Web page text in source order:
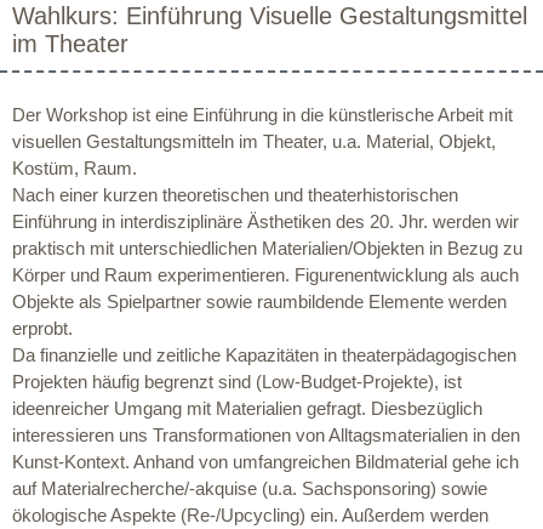
Wahlkurs: Einführung Visuelle Gestaltungsmittel
im Theater
Der Workshop ist eine Einführung in die künstlerische Arbeit mit
visuellen Gestaltungsmitteln im Theater, u.a. Material, Objekt,
Kostüm, Raum.
Nach einer kurzen theoretischen und theaterhistorischen
Einführung in interdisziplinäre Ästhetiken des 20. Jhr. werden wir
praktisch mit unterschiedlichen Materialien/Objekten in Bezug zu
Körper und Raum experimentieren. Figurenentwicklung als auch
Objekte als Spielpartner sowie raumbildende Elemente werden
erprobt.
Da finanzielle und zeitliche Kapazitäten in theaterpädagogischen
Projekten häufig begrenzt sind (Low-Budget-Projekte), ist
ideenreicher Umgang mit Materialien gefragt. Diesbezüglich
interessieren uns Transformationen von Alltagsmaterialien in den
Kunst-Kontext. Anhand von umfangreichen Bildmaterial gehe ich
auf Materialrecherche/-akquise (u.a. Sachsponsoring) sowie
ökologische Aspekte (Re-/Upcycling) ein. Außerdem werden